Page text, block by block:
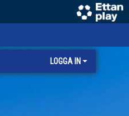
LOGGA IN